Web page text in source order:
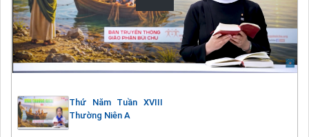
Thứ Năm Tuần XVIII
Thường Niên A